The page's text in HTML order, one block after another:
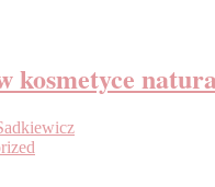
kosmetyce